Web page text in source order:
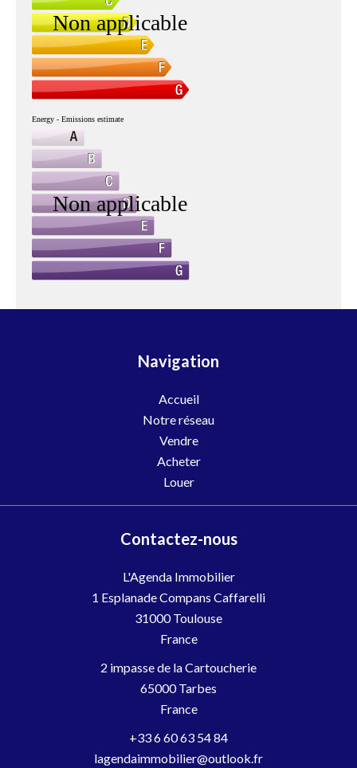
Navigation
Accueil
Notre réseau
Vendre
Acheter
Louer
Contactez-nous
L'Agenda Immobilier
1 Esplanade Compans Caffarelli
31000Toulouse
France
2 impasse de la Cartoucherie
65000 Tarbes
France
+33 6 60 63 54 84
lagendaimmobilier@outlook.fr